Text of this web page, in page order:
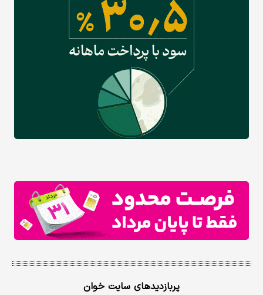
پربازدیدهای سایت خوان